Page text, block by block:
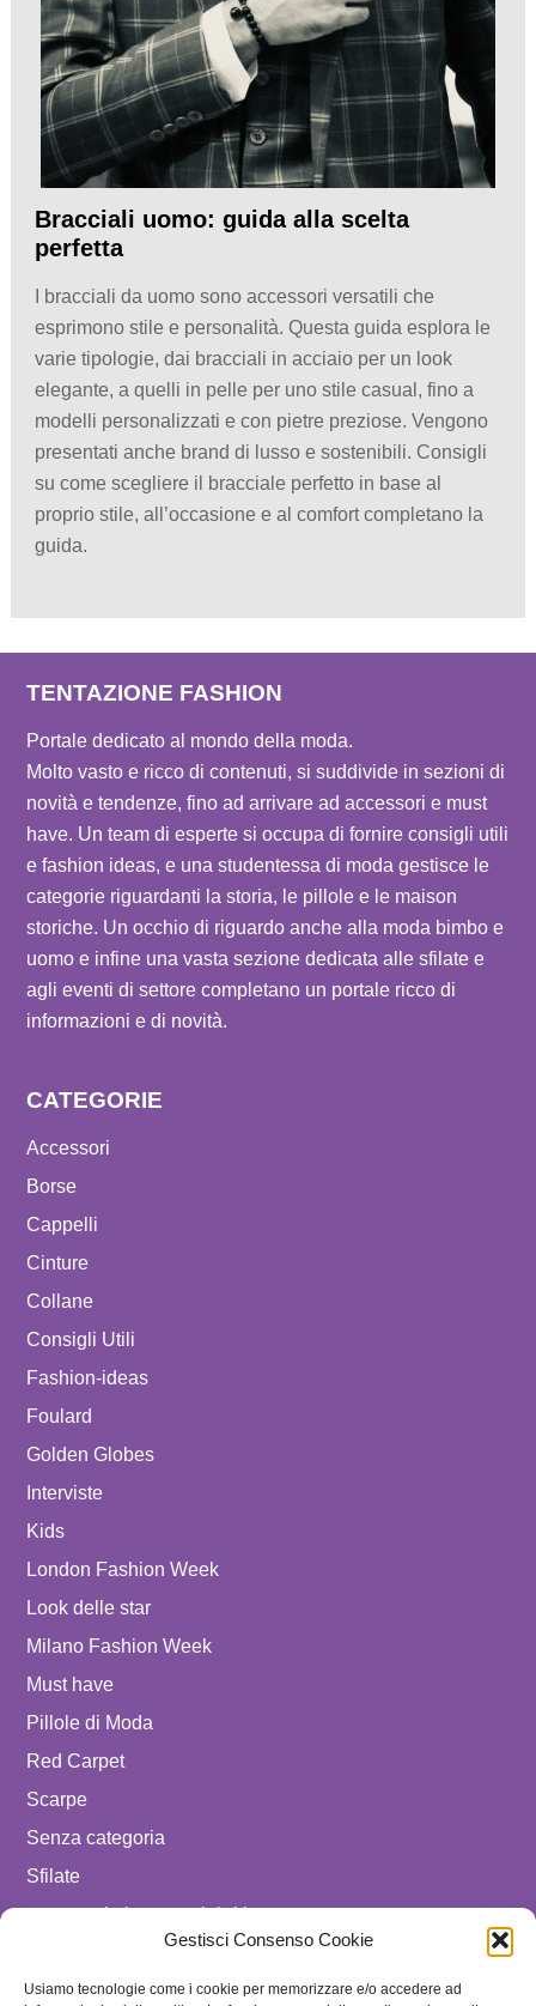
Gestisci Consenso Cookie
Usiamo tecnologie come i cookie per memorizzare e/o accedere ad
Bracciali uomo: guida alla scelta
perfetta
I bracciali da uomo sono accessori versatili che
esprimono stile e personalità. Questa guida esplora le
varie tipologie, dai bracciali in acciaio per un look
elegante, a quelli in pelle per uno stile casual, fino a
modelli personalizzati e con pietre preziose. Vengono
presentati anche brand di lusso e sostenibili. Consigli
su come scegliere il bracciale perfetto in base al
proprio stile, all’occasione e al comfort completano la
guida.
TENTAZIONE FASHION
Portale dedicato al mondo della moda.
Molto vasto e ricco di contenuti, si suddivide in sezioni di
novità e tendenze, fino ad arrivare ad accessori e must
have. Un team di esperte si occupa di fornire consigli utili
e fashion ideas, e una studentessa di moda gestisce le
categorie riguardanti la storia, le pillole e le maison
storiche. Un occhio di riguardo anche alla moda bimbo e
uomo e infine una vasta sezione dedicata alle sfilate e
agli eventi di settore completano un portale ricco di
informazioni e di novità.
CATEGORIE
Accessori
Borse
Cappelli
Cinture
Collane
Consigli Utili
Fashion-ideas
Foulard
Golden Globes
Interviste
Kids
London Fashion Week
Look delle star
Milano Fashion Week
Must have
Pillole di Moda
Red Carpet
Scarpe
Senza categoria
Sfilate
spostare in luxury celebrities
Uomo